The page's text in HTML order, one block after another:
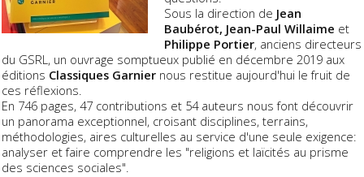
Sous la direction de Jean
Baubérot, Jean-Paul Willaime et
Philippe Portier, anciens directeurs
du GSRL, un ouvrage somptueux publié en décembre 2019 aux
éditions Classiques Garnier nous restitue aujourd'hui le fruit de
ces réflexions.
En 746 pages, 47 contributions et 54 auteurs nous font découvrir
un panorama exceptionnel, croisant disciplines, terrains,
méthodologies, aires culturelles au service d'une seule exigence:
analyser et faire comprendre les "religions et laïcités au prisme
des sciences sociales".